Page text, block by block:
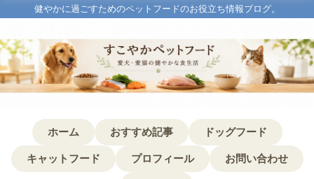
健やかに過ごすためのペットフードのお役立ち情報ブログ。
ホーム おすすめ記事 ドッグフード
キャットフード プロフィール お問い合わせ